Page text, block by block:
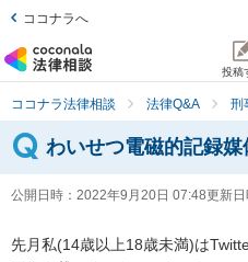
ココナラへ
投稿
ココナラ法律相談 法律Q&A 刑
わいせつ電磁的記録
公開日時： 2022年9月20日 07:48更新日
先月私(14歳以上18歳未満)は